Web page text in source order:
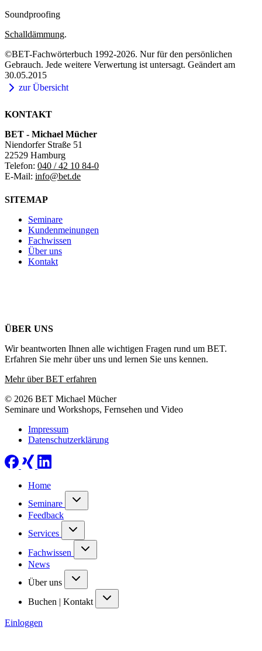
Soundproofing
Schalldämmung.
©BET-Fachwörterbuch 1992-2026. Nur für den persönlichen
Gebrauch. Jede weitere Verwertung ist untersagt. Geändert am
30.05.2015
zur Übersicht
KONTAKT
BET - Michael Mücher
Niendorfer Straße 51
22529 Hamburg
Telefon: 040 / 42 10 84-0
E-Mail: info@bet.de
SITEMAP
Seminare
Kundenmeinungen
Fachwissen
Über uns
Kontakt
ÜBER UNS
Wir beantworten Ihnen alle wichtigen Fragen rund um BET.
Erfahren Sie mehr über uns und lernen Sie uns kennen.
Mehr über BET erfahren
© 2026 BET Michael Mücher
Seminare und Workshops, Fernsehen und Video
Impressum
Datenschutzerklärung
Home
Seminare
Feedback
Services
Fachwissen
News
Über uns
Buchen | Kontakt
Einloggen